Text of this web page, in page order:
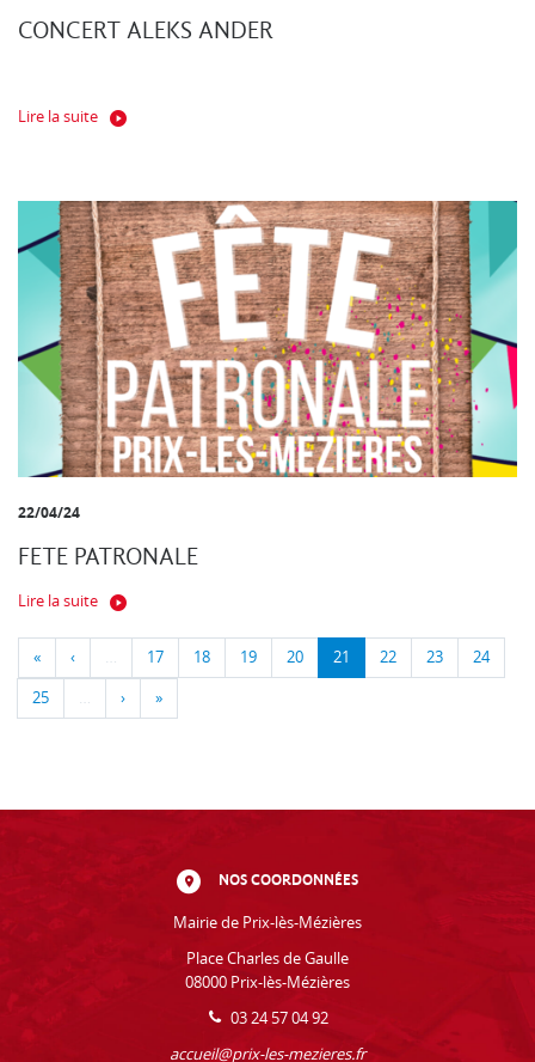
CONCERT ALEKS ANDER
Lire la suite
22/04/24
FETE PATRONALE
Lire la suite
« ‹ … 17 18 19 20 21 22 23 24
25 … › »
NOS COORDONNÉES
Mairie de Prix-lès-Mézières
Place Charles de Gaulle
08000 Prix-lès-Mézières
03 24 57 04 92
accueil@prix-les-mezieres.fr